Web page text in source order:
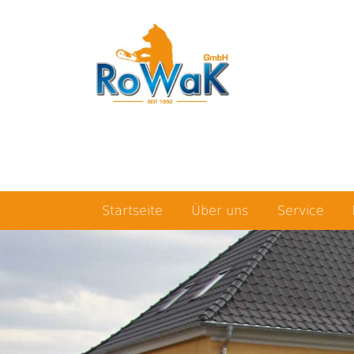
Startseite Über uns Service